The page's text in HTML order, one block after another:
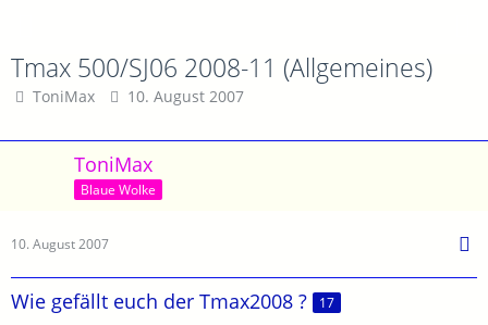
Tmax 500/SJ06 2008-11 (Allgemeines)
ToniMax 10. August 2007
ToniMax
Blaue Wolke
10. August 2007
Wie gefällt euch der Tmax2008 ? 17